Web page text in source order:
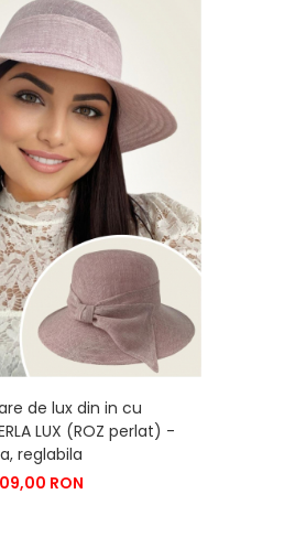
de lux din in cu
LUX (ROZ perlat) -
reglabila
RON